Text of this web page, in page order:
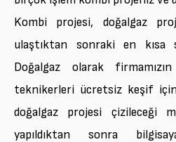
Kombi projesi, doğalgaz
ulaştıktan sonraki en kısa
Doğalgaz olarak
teknikerleri ücretsiz keşif
doğalgaz projesi çizileceği
yapıldıktan sonra